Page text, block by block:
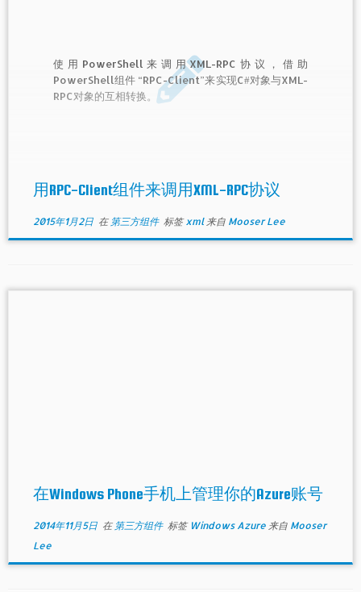
使用PowerShell来调用XML-RPC协议，借助
PowerShell组件 “RPC-Client”来实现C#对象与XML-
RPC对象的互相转换。
用RPC-Client组件来调用XML-RPC协议
2015年1月2日在 第三方组件 标签xml 来自 Mooser Lee
在Windows Phone手机上管理你的Azure账号
2014年11月5日在 第三方组件 标签 Windows Azure 来自 Mooser
Lee